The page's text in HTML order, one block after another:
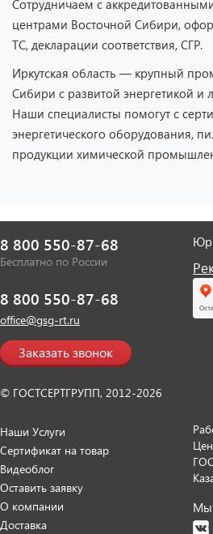
Сотрудничаем с
центрами Восточной Сибири,
ТС, декларации соответствия, СГР.
Иркутская область — крупный
Сибири с развитой энергетикой и
Наши специалисты помогут с
энергетического оборудования,
продукции химической
8 800 550-87-68
Бесплатно по России
8 800 550-87-68
office@gsg-rt.ru
Заказать звонок
© ГОСТСЕРТГРУПП, 2012-2026
Наши Услуги
Сертификат на товар
Видеоблог
Оставить заявку
О компании
Доставка
Мы